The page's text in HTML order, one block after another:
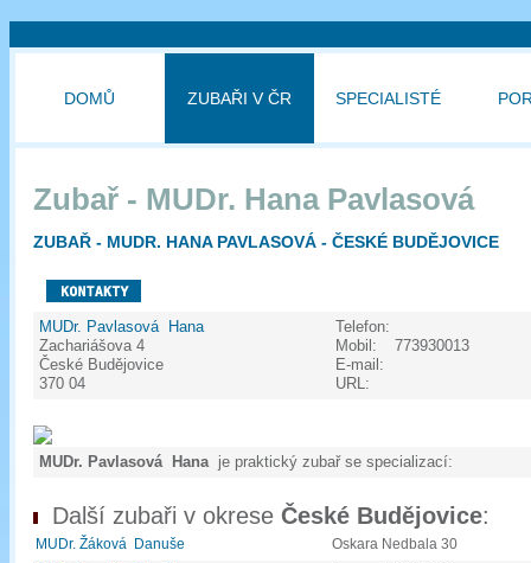
DOMŮ ZUBAŘI V ČR SPECIALISTÉ
Zubař - MUDr. Hana Pavlasová
ZUBAŘ - MUDR. HANA PAVLASOVÁ - ČESKÉ BUDĚJOVICE
MUDr. Pavlasová Hana
Zachariášova 4
České Budějovice
370 04
Telefon:
Mobil:
E-mail:
URL:
773930013
MUDr. Pavlasová Hana je praktický zubař se specializací:
Další zubaři v okrese České Budějovice:
MUDr. Žáková Danuše
Oskara Nedbala 30